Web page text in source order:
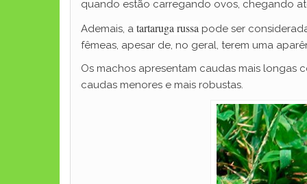
quando estão carregando ovos, chegando
Ademais, a tartaruga russa pode ser
fêmeas, apesar de, no geral, terem uma
Os machos apresentam caudas mais longas
caudas menores e mais robustas.